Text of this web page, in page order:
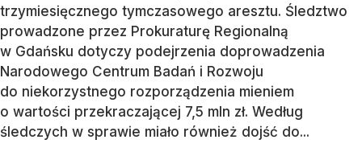
trzymiesięcznego tymczasowego aresztu. Śledztwo
prowadzone przez Prokuraturę Regionalną
w Gdańsku dotyczy podejrzenia doprowadzenia
Narodowego Centrum Badań i Rozwoju
do niekorzystnego rozporządzenia mieniem
o wartości przekraczającej 7,5 mln zł. Według
śledczych w sprawie miało również dojść do...